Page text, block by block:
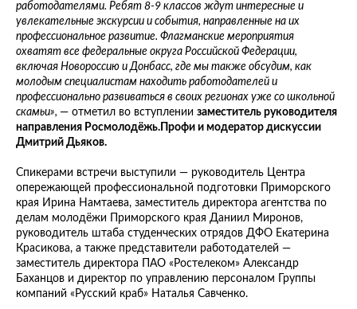
работодателями. Ребят 8-9 классов ждут интересные и
увлекательные экскурсии и события, направленные на их
профессиональное развитие. Флагманские мероприятия
охватят все федеральные округа Российской Федерации,
включая Новороссию и Донбасс, где мы также обсудим, как
молодым специалистам находить работодателей и
профессионально развиваться в своих регионах уже со школьной
скамьи», — отметил во вступлении заместитель руководителя
направления Росмолодёжь.Профи и модератор дискуссии
Дмитрий Дьяков.
Спикерами встречи выступили — руководитель Центра
опережающей профессиональной подготовки Приморского
края Ирина Намтаева, заместитель директора агентства по
делам молодёжи Приморского края Даниил Миронов,
руководитель штаба студенческих отрядов ДФО Екатерина
Красикова, а также представители работодателей —
заместитель директора ПАО «Ростелеком» Александр
Баханцов и директор по управлению персоналом Группы
компаний «Русский краб» Наталья Савченко.